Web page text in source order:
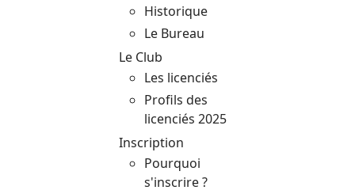
Historique
Le Bureau
Le Club
Les licenciés
Profils des
licenciés 2025
Inscription
Pourquoi
s'inscrire ?